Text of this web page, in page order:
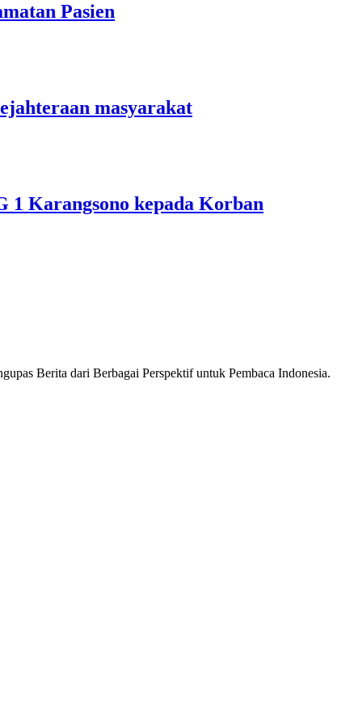
Pasien
masyarakat
1 Karangsono kepada Korban
Berita dari Berbagai Perspektif untuk Pembaca Indonesia.